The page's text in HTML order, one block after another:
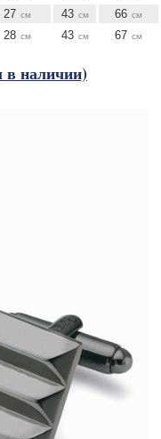
27 см 43 см 66 см
28 см 43 см 67 см
в наличии)